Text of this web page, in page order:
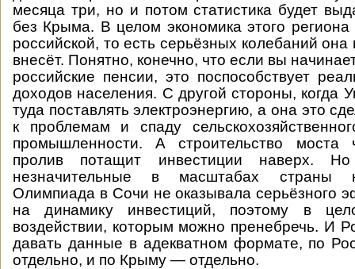
месяца три, но и потом статистика будет
без Крыма. В целом экономика этого
российской, то есть серьёзных колебаний
внесёт. Понятно, конечно, что если вы
российские пенсии, это поспособствует
доходов населения. С другой стороны, когда
туда поставлять электроэнергию, а она это
к проблемам и спаду
промышленности. А строительство моста
пролив потащит инвестиции наверх.
незначительные в масштабах страны
Олимпиада в Сочи не оказывала серьёзного
на динамику инвестиций, поэтому в
воздействии, которым можно пренебречь. И
давать данные в адекватном формате, по
отдельно, и по Крыму — отдельно.